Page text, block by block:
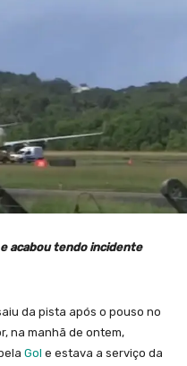
acabou tendo incidente
da pista após o pouso no
na manhã de ontem,
Gol e estava a serviço da